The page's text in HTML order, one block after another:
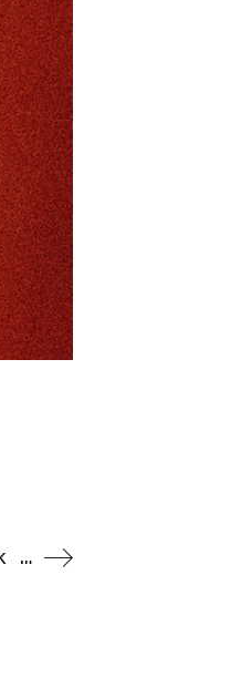
Maren Montauk – Musikvideo Release „The Bitchy Basement“, Talk & Konzert